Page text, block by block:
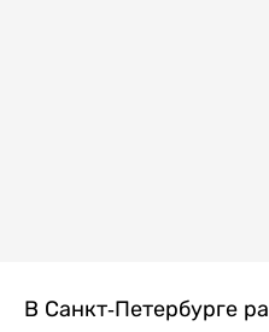
В Санкт-Петербурге